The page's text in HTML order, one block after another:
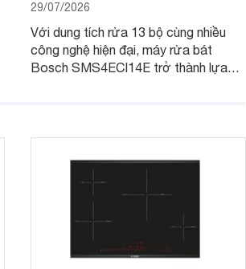
29/07/2026
Với dung tích rửa 13 bộ cùng nhiều
công nghệ hiện đại, máy rửa bát
Bosch SMS4ECI14E trở thành lựa